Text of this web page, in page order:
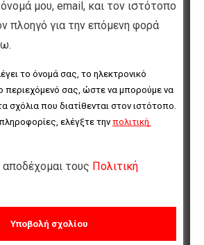
μου, email, και τον ιστότοπο
πλοηγό για την επόμενη φορά
το όνομά σας, το ηλεκτρονικό
περιεχόμενό σας, ώστε να μπορούμε να
σχόλια που διατίθενται στον ιστότοπο.
ελέγξτε την πολιτική
τους Πολιτική